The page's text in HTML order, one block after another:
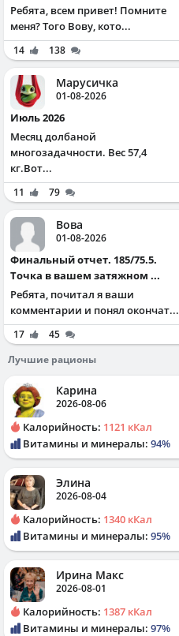
Ребята, всем привет! Помните
меня? Того Вову, кото...
14 138
Марусичка
01-08-2026
Июль 2026
Месяц долбаной
многозадачности. Вес 57,4
кг.Вот...
11 79
Вова
01-08-2026
Финальный отчет. 185/75.5.
Точка в вашем затяжном ...
Ребята, почитал я ваши
комментарии и понял окончат...
17
45
Лучшие рационы
Карина
2026-08-06
Калорийность: 1121 кКал
Витамины и минералы: 94%
Элина
2026-08-04
Калорийность: 1340 кКал
Витамины и минералы: 95%
Ирина Макс
2026-08-01
Калорийность: 1387 кКал
Витамины и минералы: 97%